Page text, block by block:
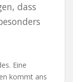
dass
Eine
kommt ans